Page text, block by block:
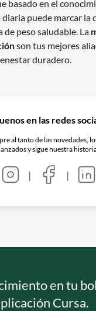
basado en el
puede marcar la
de peso saludable. La
son tus mejores
duradero.
en las redes
al tanto de las novedades,
lanzados y sigue nuestra
| |
en tu
Cursa.